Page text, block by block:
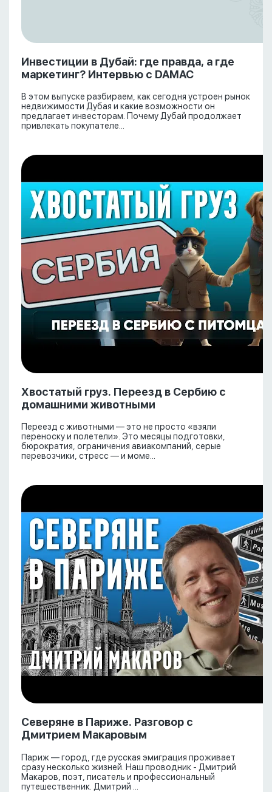
Инвестиции в Дубай: где правда, а где
маркетинг? Интервью с DAMAC
В этом выпуске разбираем, как сегодня устроен рынок
недвижимости Дубая и какие возможности он
предлагает инвесторам. Почему Дубай продолжает
привлекать покупателе...
Хвостатый груз. Переезд в Сербию с
домашними животными
Переезд с животными — это не просто «взяли
переноску и полетели». Это месяцы подготовки,
бюрократия, ограничения авиакомпаний, серые
перевозчики, стресс — и моме...
Северяне в Париже. Разговор с
Дмитрием Макаровым
Париж — город, где русская эмиграция проживает
сразу несколько жизней. Наш проводник - Дмитрий
Макаров, поэт, писатель и профессиональный
путешественник. Дмитрий ...